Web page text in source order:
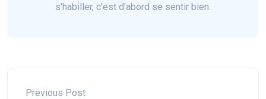
s'habiller, c'est d'abord se sentir bien.
Previous Post